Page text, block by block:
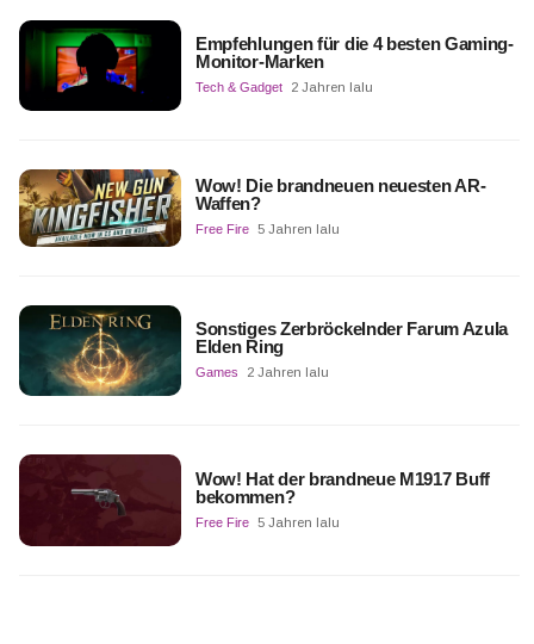
Empfehlungen für die 4 besten Gaming-
Monitor-Marken
Tech & Gadget 2 Jahren lalu
Wow! Die brandneuen neuesten AR-
Waffen?
Free Fire 5 Jahren lalu
Sonstiges Zerbröckelnder Farum Azula
Elden Ring
Games 2 Jahren lalu
Wow! Hat der brandneue M1917 Buff
bekommen?
Free Fire 5 Jahren lalu